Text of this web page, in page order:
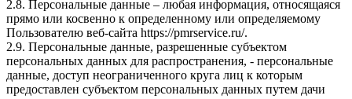
2.8. Персональные данные – любая информация, относящаяся
прямо или косвенно к определенному или определяемому
Пользователю веб-сайта https://pmrservice.ru/.
2.9. Персональные данные, разрешенные субъектом
персональных данных для распространения, - персональные
данные, доступ неограниченного круга лиц к которым
предоставлен субъектом персональных данных путем дачи